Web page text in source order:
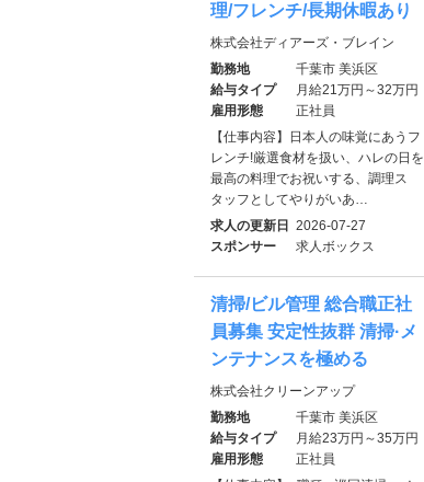
理/フレンチ/長期休暇あり
株式会社ディアーズ・ブレイン
勤務地
千葉市 美浜区
給与タイプ
月給21万円～32万円
雇用形態
正社員
【仕事内容】日本人の味覚にあうフ
レンチ!厳選食材を扱い、ハレの日を
最高の料理でお祝いする、調理ス
タッフとしてやりがいあ…
求人の更新日
2026-07-27
スポンサー
求人ボックス
清掃/ビル管理 総合職正社
員募集 安定性抜群 清掃·メ
ンテナンスを極める
株式会社クリーンアップ
勤務地
千葉市 美浜区
給与タイプ
月給23万円～35万円
雇用形態
正社員